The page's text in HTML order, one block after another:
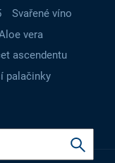
Svařené víno
vera
ascendentu
palačinky